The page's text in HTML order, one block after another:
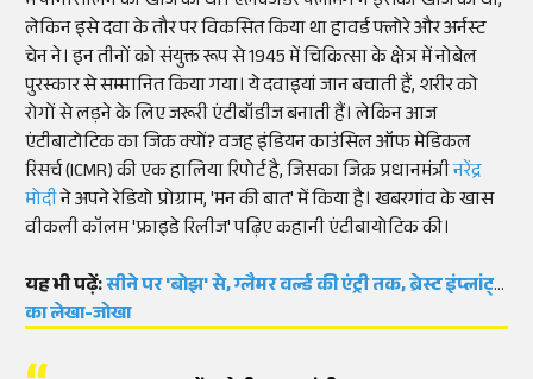
लेकिन इसे दवा के तौर पर विकसित किया था हावर्ड फ्लोरे और अर्नस्ट
चेन ने। इन तीनों को संयुक्त रूप से 1945 में चिकित्सा के क्षेत्र में नोबेल
पुरस्कार से सम्मानित किया गया। ये दवाइयां जान बचाती हैं, शरीर को
रोगों से लड़ने के लिए जरूरी एंटीबॉडीज बनाती हैं। लेकिन आज
एंटीबाटोटिक का जिक्र क्यों? वजह इंडियन काउंसिल ऑफ मेडिकल
रिसर्च (ICMR) की एक हालिया रिपोर्ट है, जिसका जिक्र प्रधानमंत्रीनरेंद्र
मोदीने अपने रेडियो प्रोग्राम, 'मन की बात' में किया है। खबरगांव के खास
वीकली कॉलम 'फ्राइडे रिलीज' पढ़िए कहानी एंटीबायोटिक की।
यह भी पढ़ें:सीने पर 'बोझ' से, ग्लैमर वर्ल्ड की एंट्री तक, ब्रेस्ट इंप्लांट्स
का लेखा-जोखा